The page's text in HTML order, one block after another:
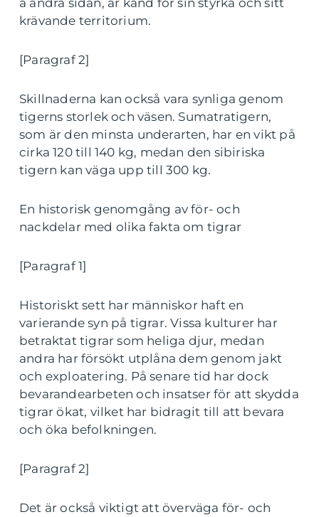
å andra sidan, är känd för sin styrka och sitt
krävande territorium.
[Paragraf 2]
Skillnaderna kan också vara synliga genom
tigerns storlek och väsen. Sumatratigern,
som är den minsta underarten, har en vikt på
cirka 120 till 140 kg, medan den sibiriska
tigern kan väga upp till 300 kg.
En historisk genomgång av för- och
nackdelar med olika fakta om tigrar
[Paragraf 1]
Historiskt sett har människor haft en
varierande syn på tigrar. Vissa kulturer har
betraktat tigrar som heliga djur, medan
andra har försökt utplåna dem genom jakt
och exploatering. På senare tid har dock
bevarandearbeten och insatser för att skydda
tigrar ökat, vilket har bidragit till att bevara
och öka befolkningen.
[Paragraf 2]
Det är också viktigt att överväga för- och